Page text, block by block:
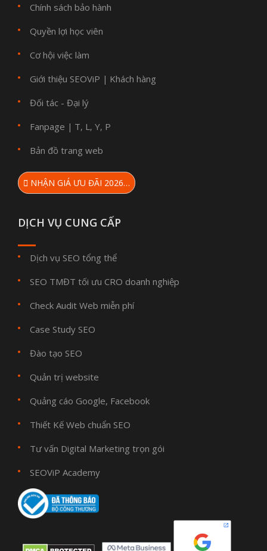
Chính sách bảo hành
Quyền lợi học viên
Cơ hội việc làm
Giới thiệu SEOViP | Khách hàng
Đối tác - Đại lý
Fanpage | T, L , Y, P
Bản đồ trang web
NHẬN GIÁ ƯU ĐÃI 2026…
DỊCH VỤ CUNG CẤP
Dịch vụ SEO tổng thể
SEO TMĐT tối ưu CRO doanh nghiệp
Check Audit Web miễn phí
Case Study SEO
Đào tạo SEO
Quản trị website
Quảng cáo Google, Facebook
Thiết Kế Web chuẩn SEO
Tư vấn Digital Marketing trọn gói
SEOViP Academy